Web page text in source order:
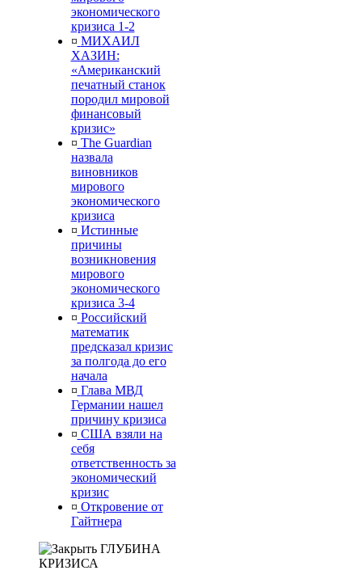
экономического
кризиса 1-2
¤ МИХАИЛ
ХАЗИН:
«Американский
печатный станок
породил мировой
финансовый
кризис»
¤ The Guardian
назвала
виновников
мирового
экономического
кризиса
¤ Истинные
причины
возникновения
мирового
экономического
кризиса 3-4
¤ Российский
математик
предсказал кризис
за полгода до его
начала
¤ Глава МВД
Германии нашел
причину кризиса
¤ США взяли на
себя
ответственность за
экономический
кризис
¤ Откровение от
Гайтнера
ГЛУБИНА
КРИЗИСА